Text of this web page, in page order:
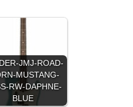
JMJ-ROAD-
MUSTANG-
RW-DAPHNE-
BLUE